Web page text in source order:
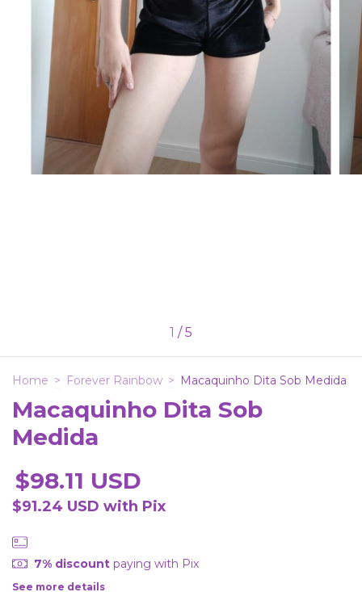
1 /5
Home > Forever Rainbow > Macaquinho Dita Sob Medida
Macaquinho Dita Sob
Medida
$98.11 USD
$91.24 USD with Pix
7% discountpaying with Pix
See more details